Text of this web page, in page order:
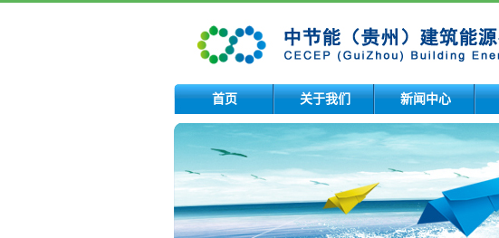
首页 关于我们 新闻中心